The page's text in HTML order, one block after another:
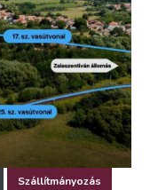
Szállítmányozás